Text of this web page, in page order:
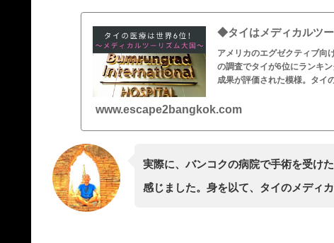
◆タイはメディカルツ
アメリカのエグゼクティブ向
の調査でタイが6位にランキ
成果が評価された模様。タイ
www.escape2bangkok.com
実際に、バンコクの病院で手術を受け
感じました。身を以て、タイのメディ